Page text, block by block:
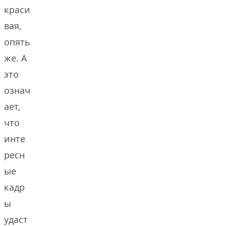
краси
вая,
опять
же. А
это
означ
ает,
что
инте
ресн
ые
кадр
ы
удаст